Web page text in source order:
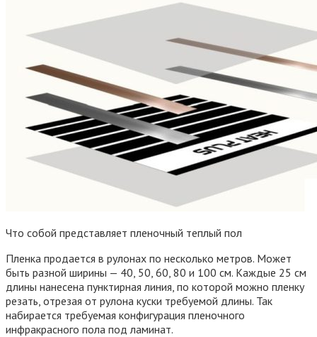
Что собой представляет пленочный теплый пол
Пленка продается в рулонах по несколько метров. Может
быть разной ширины — 40, 50, 60, 80 и 100 см. Каждые 25 см
длины нанесена пунктирная линия, по которой можно пленку
резать, отрезая от рулона куски требуемой длины. Так
набирается требуемая конфигурация пленочного
инфракрасного пола под ламинат.